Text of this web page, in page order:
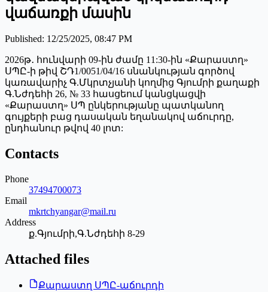
վաճառքի մասին
Published: 12/25/2025, 08:47 PM
2026թ․ հունվարի 09-ին ժամը 11:30-ին «Քարաստղ»
ՍՊԸ-ի թիվ ՇԴ1/0051/04/16 սնանկության գործով
կառավարիչ Գ.Մկրտչյանի կողմից Գյումրի քաղաքի
Գ.Նժդեհի 26, № 33 հասցեում կանցկացվի
«Քարաստղ» ՍՊ ընկերությանը պատկանող
գույքերի բաց դասական եղանակով աճուրդը,
ընդհանուր թվով 40 լոտ:
Contacts
Phone
37494700073
Email
mkrtchyangar@mail.ru
Address
ք.Գյումրի,Գ.Նժդեհի 8-29
Attached files
Քարաստղ ՍՊԸ-աճուրդի